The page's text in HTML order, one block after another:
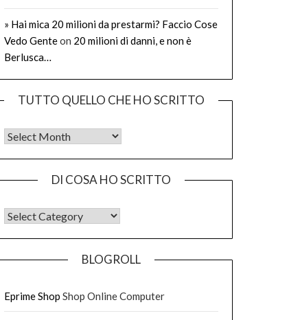
» Hai mica 20 milioni da prestarmi? Faccio Cose
Vedo Genteon 20 milioni di danni, e non è
Berlusca…
TUTTO QUELLO CHE HO SCRITTO
Tutto quello che ho scritto
DI COSA HO SCRITTO
DI COSA HO SCRITTO
BLOGROLL
Eprime Shop Shop Online Computer